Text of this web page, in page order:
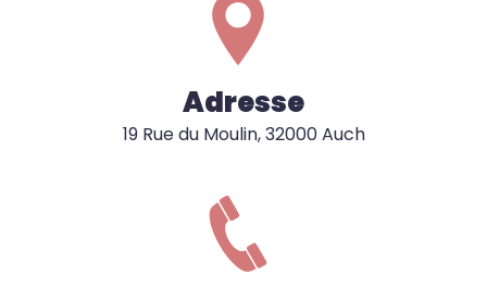
Adresse
19 Rue du Moulin, 32000 Auch